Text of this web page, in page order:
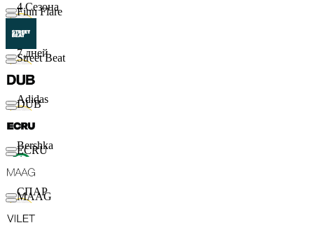
4 Сезона
7 дней
Adidas
Bershka
СПАР
Finn Flare
Street Beat
DUB
ECRU
MAAG